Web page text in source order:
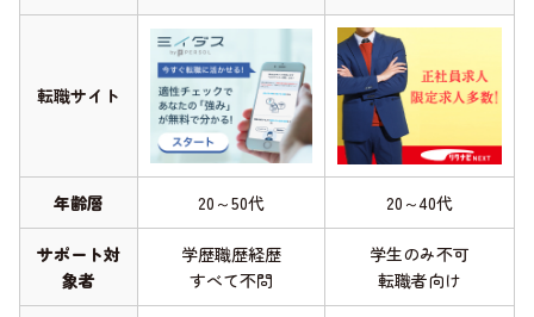
転職サイト
年齢層 20～50代 20～40代
サポート対
象者
学歴職歴経歴
すべて不問
学生のみ不可
転職者向け